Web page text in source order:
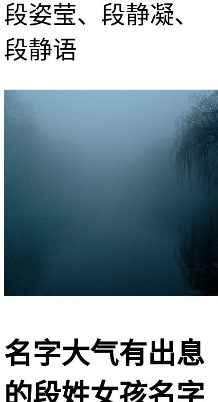
段姿莹、段静凝、
段静语
名字大气有出息
的段姓女孩名字